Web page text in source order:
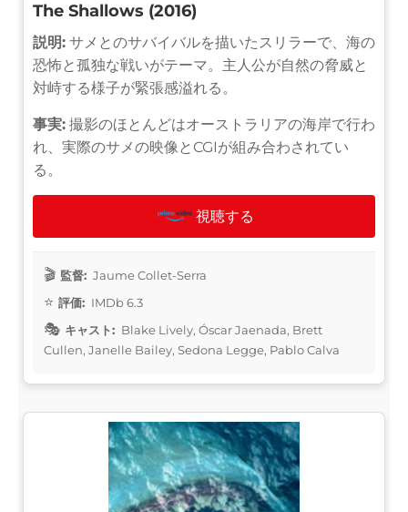
The Shallows (2016)
説明: サメとのサバイバルを描いたスリラーで、海の
恐怖と孤独な戦いがテーマ。主人公が自然の脅威と
対峙する様子が緊張感溢れる。
事実: 撮影のほとんどはオーストラリアの海岸で行わ
れ、実際のサメの映像とCGIが組み合わされてい
る。
視聴する
監督: Jaume Collet-Serra
評価: IMDb 6.3
キャスト: Blake Lively, Óscar Jaenada, Brett
Cullen, Janelle Bailey, Sedona Legge, Pablo Calva